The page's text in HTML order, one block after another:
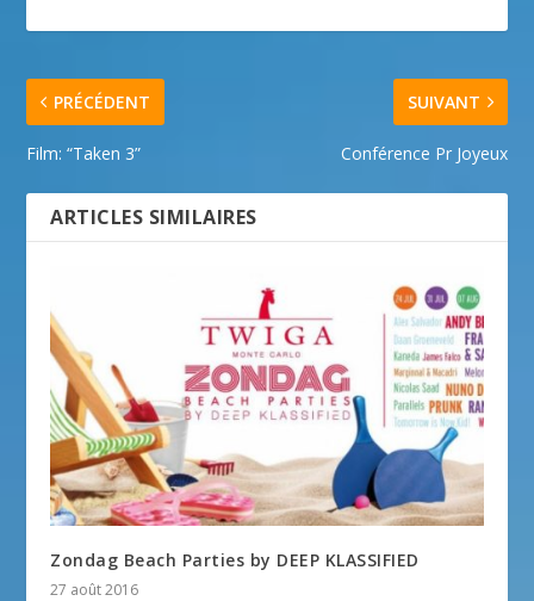
PRÉCÉDENT
Film: “Taken 3”
SUIVANT
Conférence Pr Joyeux
ARTICLES SIMILAIRES
Zondag Beach Parties by DEEP KLASSIFIED
27 août 2016